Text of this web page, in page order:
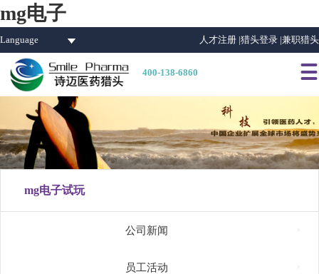
mg电子
Language 人才注册 |猎头登录 |兼职猎头
400-138-6860 
mg电子试玩
公司新闻
员工活动